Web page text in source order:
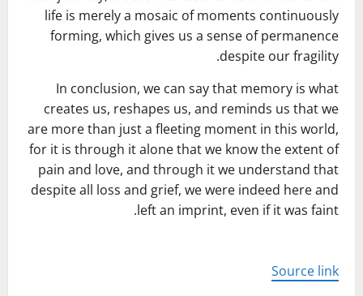
life is merely a mosaic of moments continuously
forming, which gives us a sense of permanence
despite our fragility.
In conclusion, we can say that memory is what
creates us, reshapes us, and reminds us that we
are more than just a fleeting moment in this world,
for it is through it alone that we know the extent of
pain and love, and through it we understand that
despite all loss and grief, we were indeed here and
left an imprint, even if it was faint.
Source link